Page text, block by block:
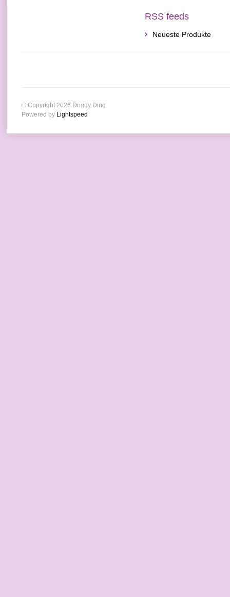
RSS feeds
Neueste Produkte
© Copyright 2026 Doggy Ding
Powered by Lightspeed